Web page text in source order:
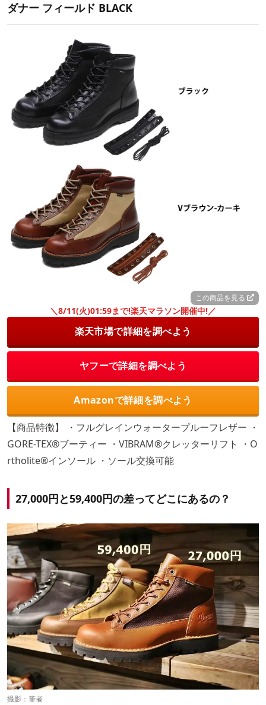
ダナー フィールド BLACK
この商品を見る
＼8/11(火)01:59まで!楽天マラソン開催中!／
楽天市場で詳細を調べよう
ヤフーで詳細を調べよう
Amazonで詳細を調べよう
【商品特徴】 ・フルグレインウォータープルーフレザー ・
GORE-TEX®ブーティー ・VIBRAM®クレッターリフト ・O
rtholite®インソール ・ソール交換可能
27,000円と59,400円の差ってどこにあるの？
撮影：筆者